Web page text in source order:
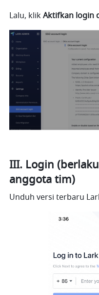
Lalu, klik Aktifkan login
III. Login
anggota tim)
Unduh versi terbaru